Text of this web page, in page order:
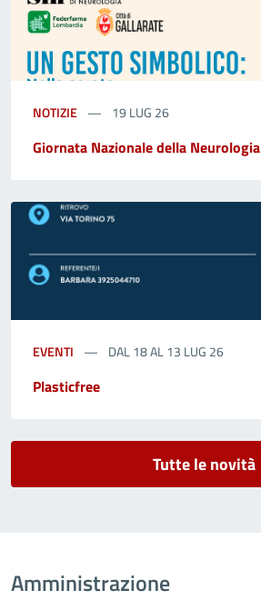
NOTIZIE 19 LUG 26
Giornata Nazionale della Neurologia
EVENTI DAL 18 AL 13 LUG 26
Plasticfree
Tutte le novità
Amministrazione